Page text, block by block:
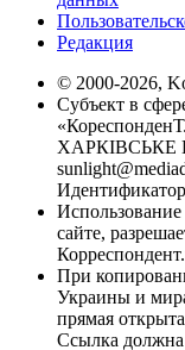
Редакция
© 2000-2026,
Субъект в
ХАРКІВСЬКЕ
сайте,
При
Украины и
прямая
Ссылка должна